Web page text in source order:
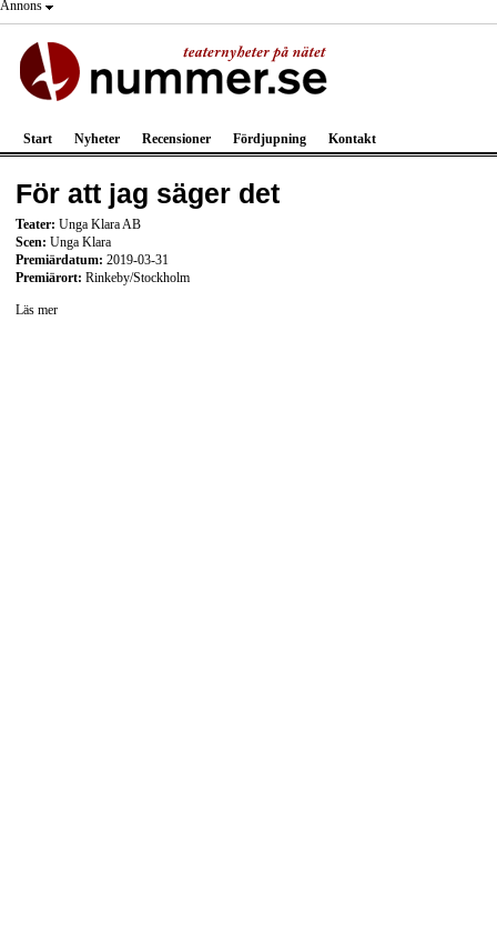
Annons
Start Nyheter Recensioner Fördjupning Kontakt
För att jag säger det
Teater: Unga Klara AB
Scen: Unga Klara
Premiärdatum: 2019-03-31
Premiärort: Rinkeby/Stockholm
Läs mer